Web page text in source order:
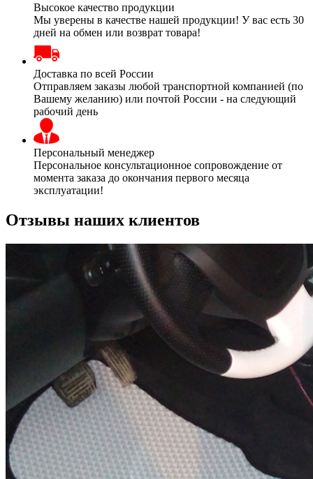
Высокое качество продукции
Мы уверены в качестве нашей продукции! У вас есть 30
дней на обмен или возврат товара!
Доставка по всей России
Отправляем заказы любой транспортной компанией (по
Вашему желанию) или почтой России - на следующий
рабочий день
Персональный менеджер
Персональное консультационное сопровождение от
момента заказа до окончания первого месяца
эксплуатации!
Отзывы наших клиентов